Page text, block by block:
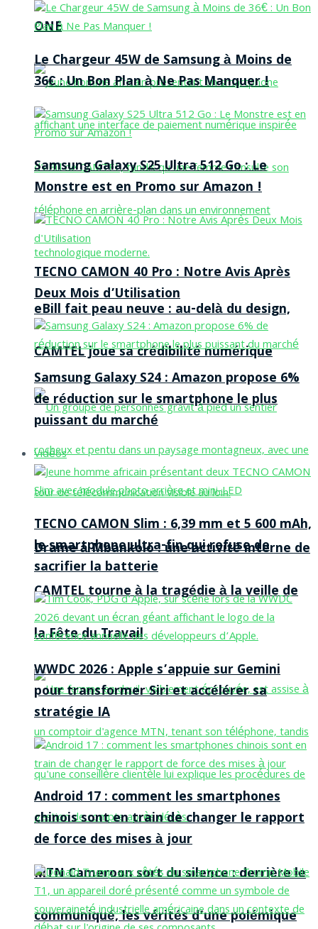
ONE
eBill fait peau neuve : au-delà du design,
CAMTEL joue sa crédibilité numérique
Drame à Mbankolo : une activité interne de
CAMTEL tourne à la tragédie à la veille de
la Fête du Travail
MTN Cameroon sort du silence : derrière le
communiqué, les vérités d’une polémique
Le Chargeur 45W de Samsung à Moins de
36€ : Un Bon Plan à Ne Pas Manquer !
Samsung Galaxy S25 Ultra 512 Go : Le
Monstre est en Promo sur Amazon !
TECNO CAMON 40 Pro : Notre Avis Après
Deux Mois d’Utilisation
Samsung Galaxy S24 : Amazon propose 6%
de réduction sur le smartphone le plus
puissant du marché
Vidéos
TECNO CAMON Slim : 6,39 mm et 5 600 mAh,
le smartphone ultra-fin qui refuse de
sacrifier la batterie
WWDC 2026 : Apple s’appuie sur Gemini
pour transformer Siri et accélérer sa
stratégie IA
Android 17 : comment les smartphones
chinois sont en train de changer le rapport
de force des mises à jour